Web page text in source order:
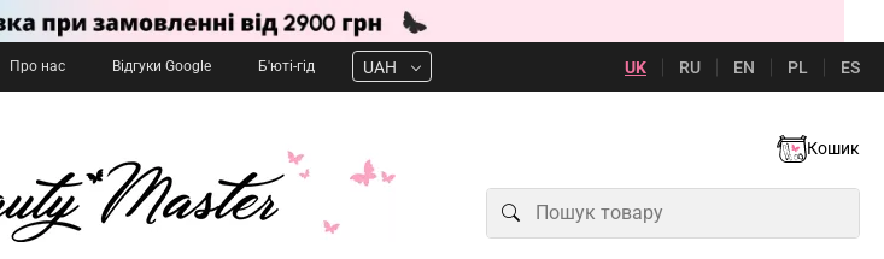
Про нас Відгуки Google Б'юті-гід UAH UK RU EN PL ES
Кошик